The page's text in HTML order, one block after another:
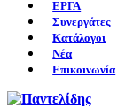
ΕΡΓΑ
Συνεργάτες
Κατάλογοι
Νέα
Επικοινωνία